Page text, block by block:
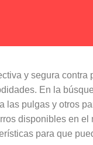
y segura contra
En la
las pulgas y otros
disponibles en
para que